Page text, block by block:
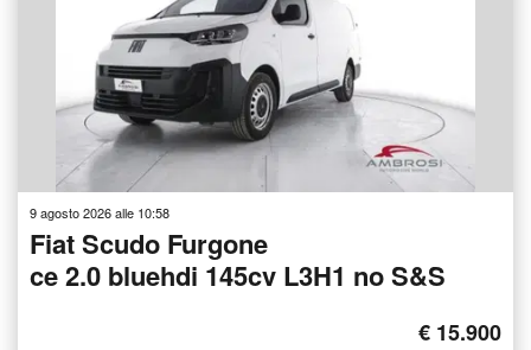
9 agosto 2026 alle 10:58
Fiat Scudo Furgone
ce 2.0 bluehdi 145cv L3H1 no S&S
€ 15.900